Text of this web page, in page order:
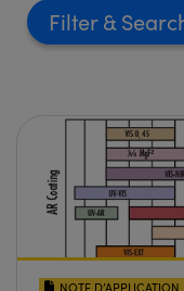
Filter
NOTE D’APPLICATION